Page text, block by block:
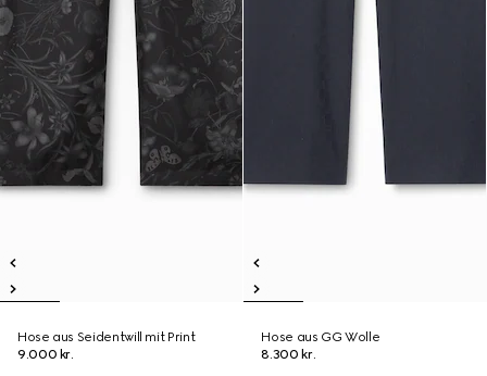
Hose aus Seidentwill mit Print
9.000 kr.
Hose aus GG Wolle
8.300 kr.